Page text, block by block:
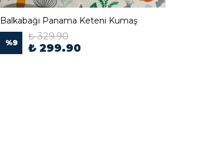
Balkabağı Panama Keteni Kumaş
%9
₺ 329.90
₺ 299.90